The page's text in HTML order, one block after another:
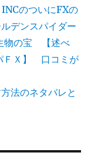
INCのついにFXの
デンスパイダー
物の宝 【述べ
ＦＸ】 口コミが
法のネタバレと